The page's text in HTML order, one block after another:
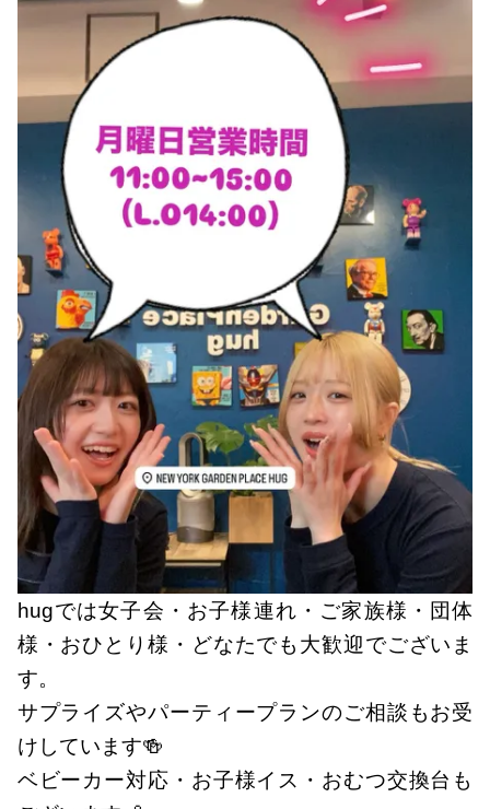
hugでは女子会・お子様連れ・ご家族様・団体
様・おひとり様・どなたでも大歓迎でございま
す。
サプライズやパーティープランのご相談もお受
けしています🍻
ベビーカー対応・お子様イス・おむつ交換台も